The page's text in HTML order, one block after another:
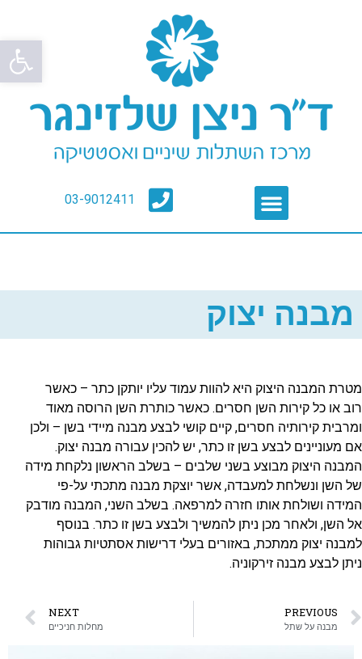
פתח
03-9012411
מבנה יצוק
מטרת המבנה היצוק היא להוות עמוד עליו יותקן כתר – כאשר
רוב או כל קירות השן חסרים. כאשר כותרת השן הרוסה מאוד
ומרבית קירותיה חסרים, קיים קושי לבצע מבנה מיידי בשן – ולכן
אם מעוניינים לבצע בשן זו כתר, יש להכין עבורה מבנה יצוק.
המבנה היצוק מבוצע בשני שלבים – בשלב הראשון נלקחת מידה
של השן ונשלחת למעבדה, אשר יוצקת מבנה מתכתי על-פי
המידה ושולחת אותו חזרה למרפאה. בשלב השני, המבנה מודבק
אל השן, ולאחר מכן ניתן להמשיך ולבצע בשן זו כתר. בנוסף
למבנה יצוק ממתכת, באזורים בעלי דרישות אסתטיות גבוהות
ניתן לבצע מבנה זירקוניה.
PREVIOUS
מבנה על שתל
NEXT
מחלות חניכיים